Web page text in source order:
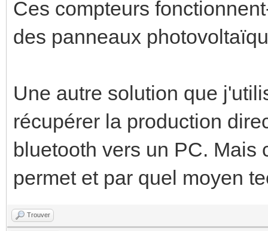
Ces compteurs
des panneaux
Une autre solution que
récupérer la production
bluetooth vers un PC. Mais
permet et par quel moyen
Trouver